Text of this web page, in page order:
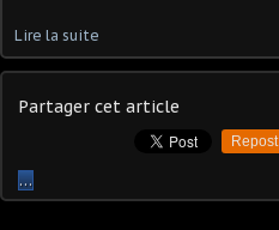
Lire la suite
Partager cet article
Repost
…